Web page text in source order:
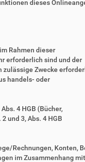
dieses
Rahmen dieser
erforderlich sind und der
zulässige Zwecke
handels- oder
4 HGB (Bücher,
und 3, Abs. 4 HGB
Rechnungen, Konten,
im Zusammenhang mit